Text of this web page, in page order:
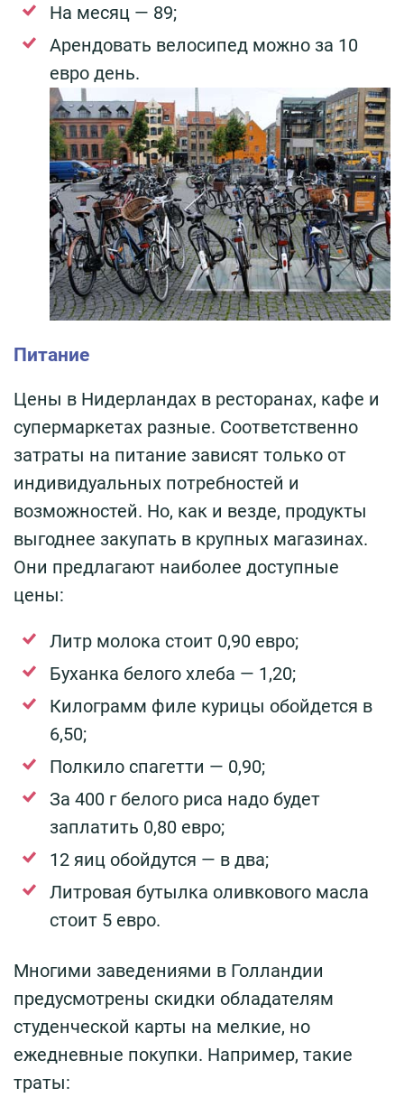
На месяц — 89;
Арендовать велосипед можно за 10
евро день.
Питание
Цены в Нидерландах в ресторанах, кафе и
супермаркетах разные. Соответственно
затраты на питание зависят только от
индивидуальных потребностей и
возможностей. Но, как и везде, продукты
выгоднее закупать в крупных магазинах.
Они предлагают наиболее доступные
цены:
Литр молока стоит 0,90 евро;
Буханка белого хлеба — 1,20;
Килограмм филе курицы обойдется в
6,50;
Полкило спагетти — 0,90;
За 400 г белого риса надо будет
заплатить 0,80 евро;
12 яиц обойдутся — в два;
Литровая бутылка оливкового масла
стоит 5 евро.
Многими заведениями в Голландии
предусмотрены скидки обладателям
студенческой карты на мелкие, но
ежедневные покупки. Например, такие
траты: